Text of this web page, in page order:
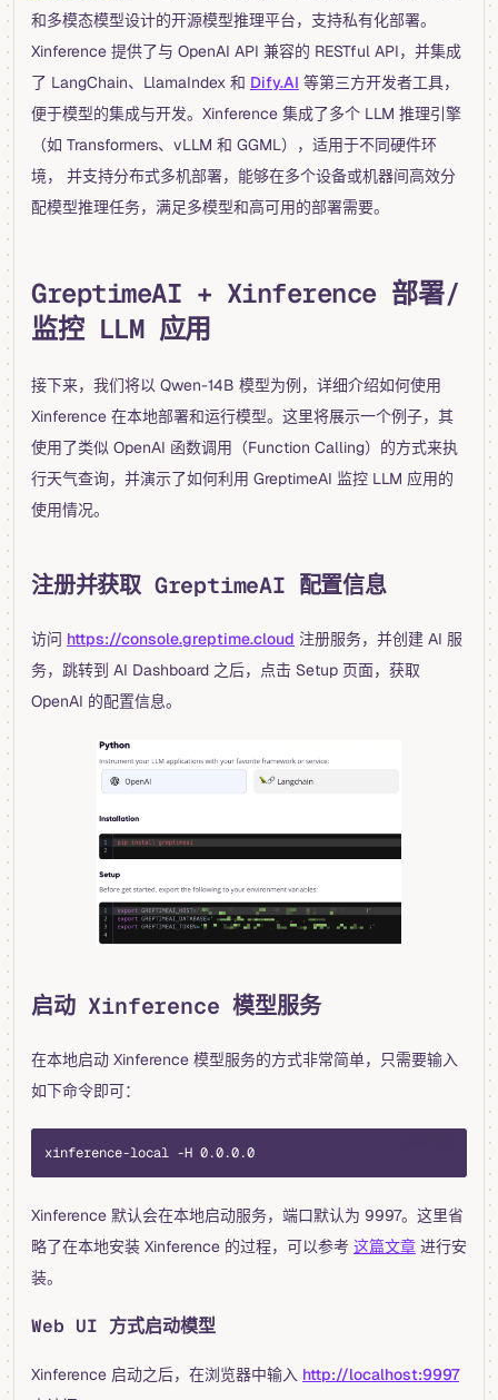
和多模态模型设计的开源模型推理平台，支持私有化部署。
Xinference 提供了与 OpenAI API 兼容的 RESTful API，并集成
了 LangChain、LlamaIndex 和 Dify.AI 等第三方开发者工具，
便于模型的集成与开发。Xinference 集成了多个 LLM 推理引擎
（如 Transformers、vLLM 和 GGML），适用于不同硬件环
境， 并支持分布式多机部署，能够在多个设备或机器间高效分
配模型推理任务，满足多模型和高可用的部署需要。
GreptimeAI + Xinference 部署/
监控 LLM 应用
接下来，我们将以 Qwen-14B 模型为例，详细介绍如何使用
Xinference 在本地部署和运行模型。这里将展示一个例子，其
使用了类似 OpenAI 函数调用（Function Calling）的方式来执
行天气查询，并演示了如何利用 GreptimeAI 监控 LLM 应用的
使用情况。
注册并获取 GreptimeAI 配置信息
访问 https://console.greptime.cloud 注册服务，并创建 AI 服
务，跳转到 AI Dashboard 之后，点击 Setup 页面，获取
OpenAI 的配置信息。
启动 Xinference 模型服务
在本地启动 Xinference 模型服务的方式非常简单，只需要输入
如下命令即可：
xinference-local -H 0.0.0.0
Xinference 默认会在本地启动服务，端口默认为 9997。这里省
略了在本地安装 Xinference 的过程，可以参考 这篇文章 进行安
装。
Web UI 方式启动模型
Xinference 启动之后，在浏览器中输入 http://localhost:9997